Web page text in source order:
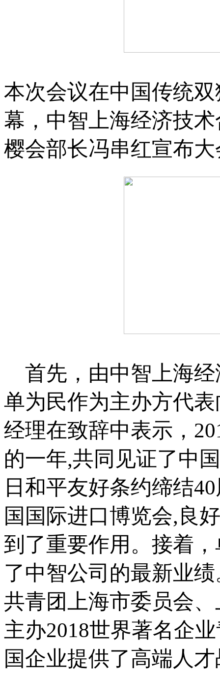
本次会议在中国传统
幕，中智上海经济技
樱会部长冯串红宣布
首先，由中智上海
单为民作为主办方代
经理在致辞中表示，
的一年,共同见证了中
日和平友好条约缔结
国国际进口博览会,良
到了重要作用。接着
了中智公司的最新业
共青团上海市委员会
主办2018世界著名企
国企业提供了高端人